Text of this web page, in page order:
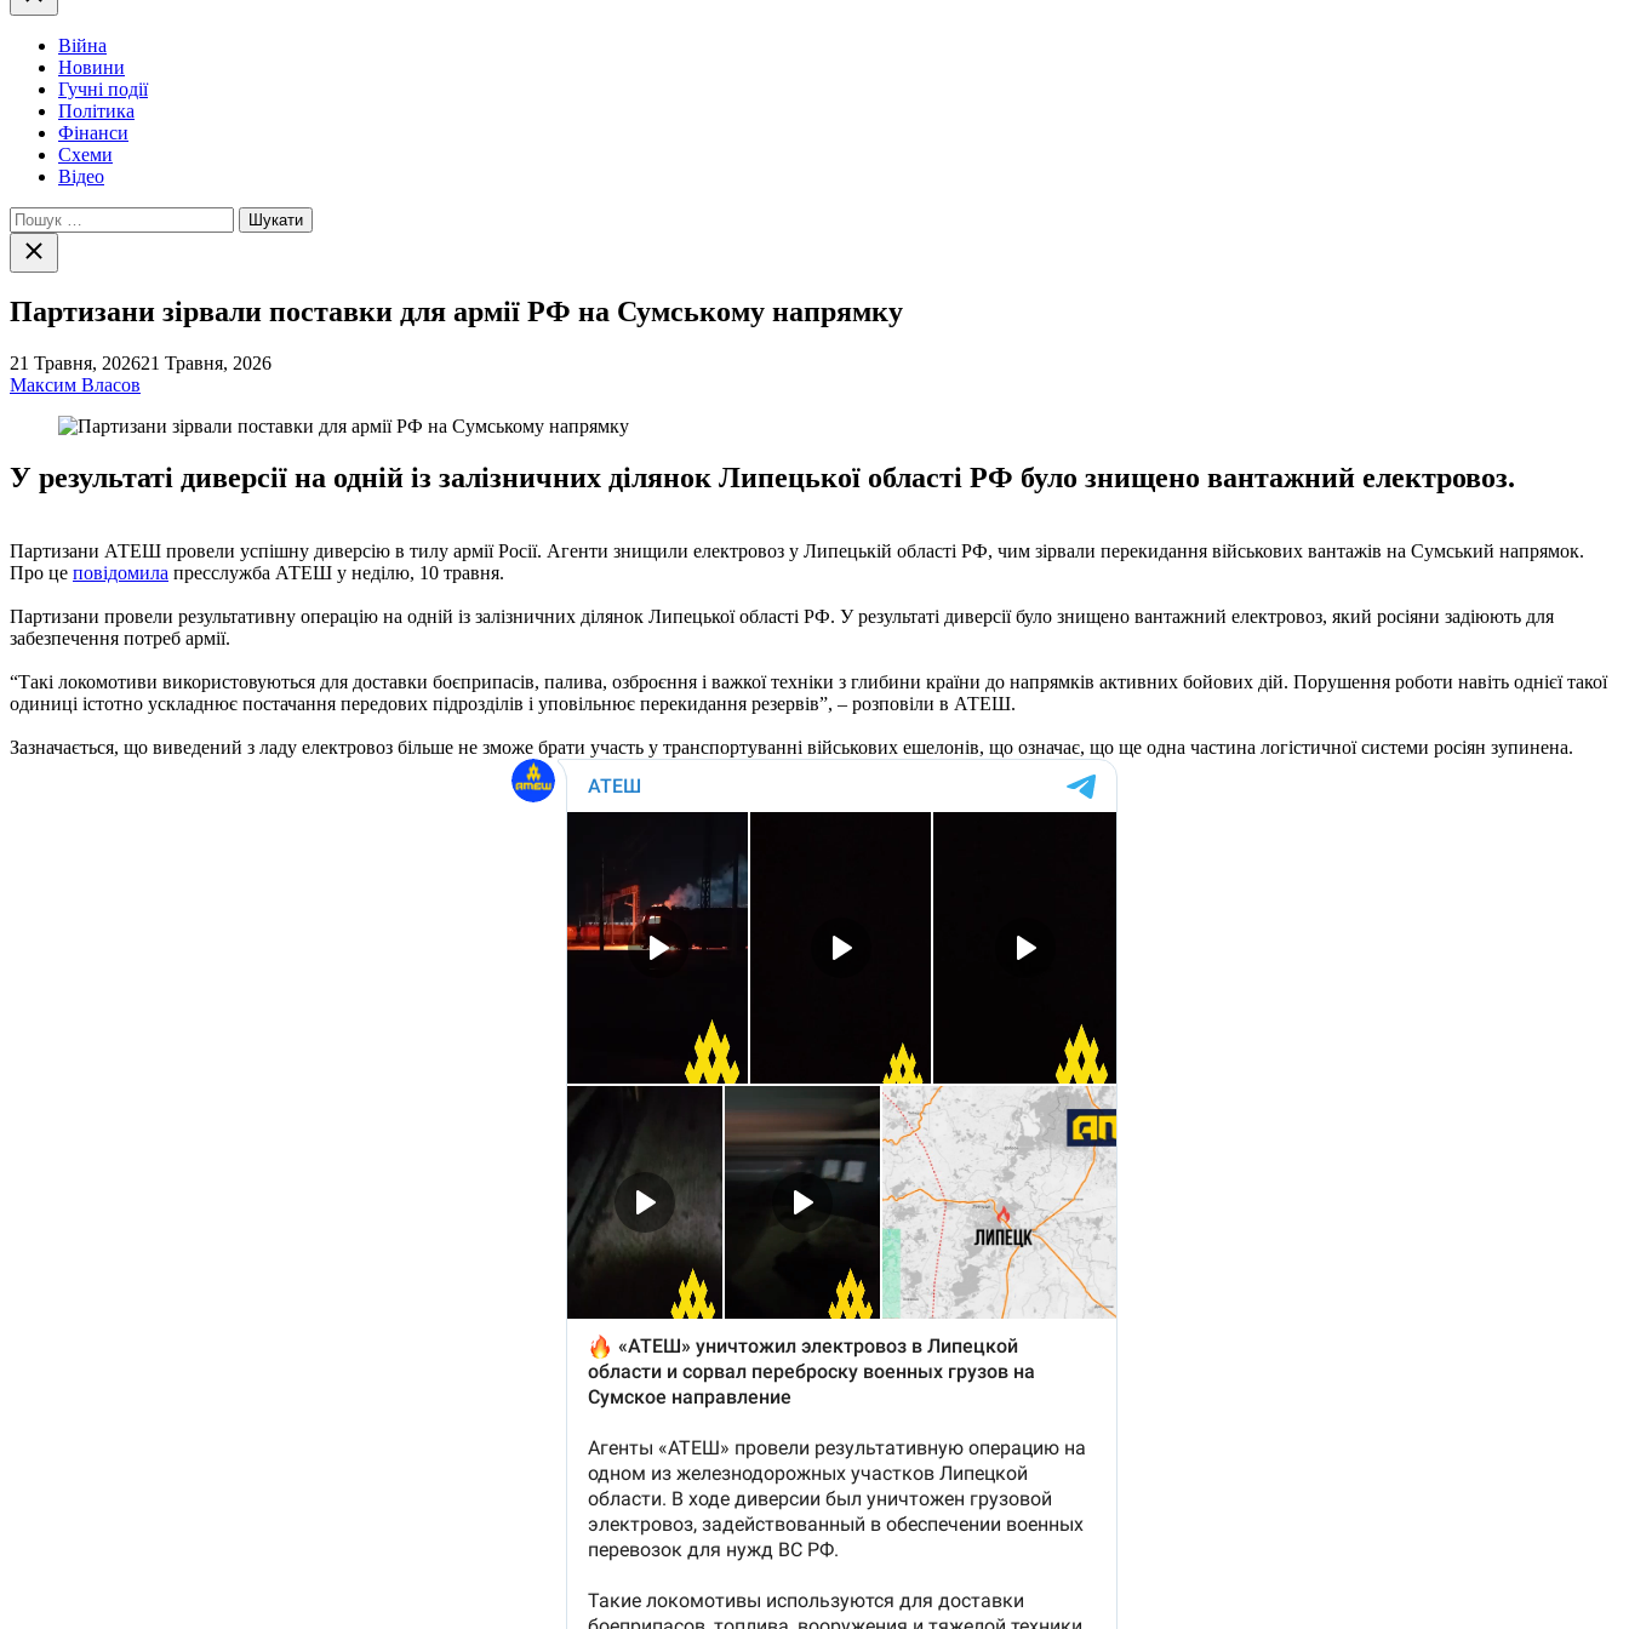
Війна
Новини
Гучні події
Політика
Фінанси
Схеми
Відео
Пошук:
Закрити
пошук
Партизани зірвали поставки для армії РФ на Сумському напрямку
21 Травня, 202621 Травня, 2026
Максим Власов
У результаті диверсії на одній із залізничних ділянок Липецької області РФ було знищено вантажний електровоз.
Партизани АТЕШ провели успішну диверсію в тилу армії Росії. Агенти знищили електровоз у Липецькій області РФ, чим зірвали перекидання військових вантажів на Сумський напрямок.
Про це повідомила пресслужба АТЕШ у неділю, 10 травня.
Партизани провели результативну операцію на одній із залізничних ділянок Липецької області РФ. У результаті диверсії було знищено вантажний електровоз, який росіяни задіюють для
забезпечення потреб армії.
“Такі локомотиви використовуються для доставки боєприпасів, палива, озброєння і важкої техніки з глибини країни до напрямків активних бойових дій. Порушення роботи навіть однієї такої
одиниці істотно ускладнює постачання передових підрозділів і уповільнює перекидання резервів”, – розповіли в АТЕШ.
Зазначається, що виведений з ладу електровоз більше не зможе брати участь у транспортуванні військових ешелонів, що означає, що ще одна частина логістичної системи росіян зупинена.